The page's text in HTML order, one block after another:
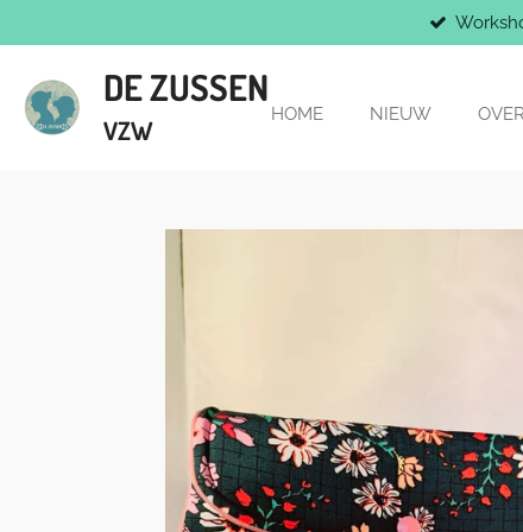
direct
de
hoofdinhoud
DE ZUSSEN
VZW HOME NIEUW